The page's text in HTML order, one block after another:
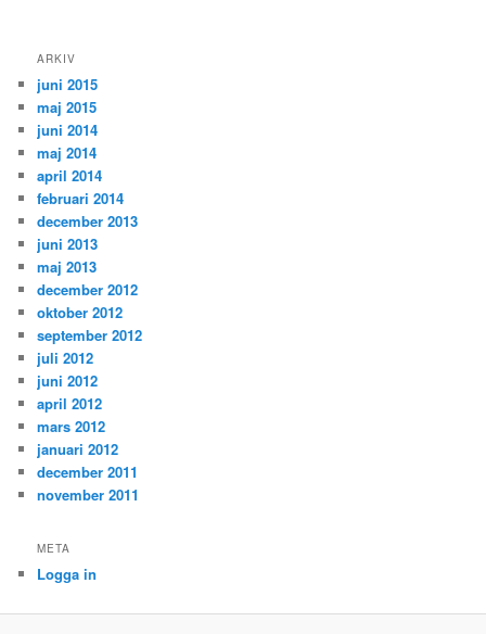
ARKIV
juni 2015
maj 2015
juni 2014
maj 2014
april 2014
februari 2014
december 2013
juni 2013
maj 2013
december 2012
oktober 2012
september 2012
juli 2012
juni 2012
april 2012
mars 2012
januari 2012
december 2011
november 2011
META
Logga in